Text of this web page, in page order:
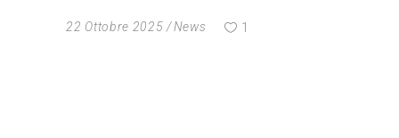
22 Ottobre 2025 News 1